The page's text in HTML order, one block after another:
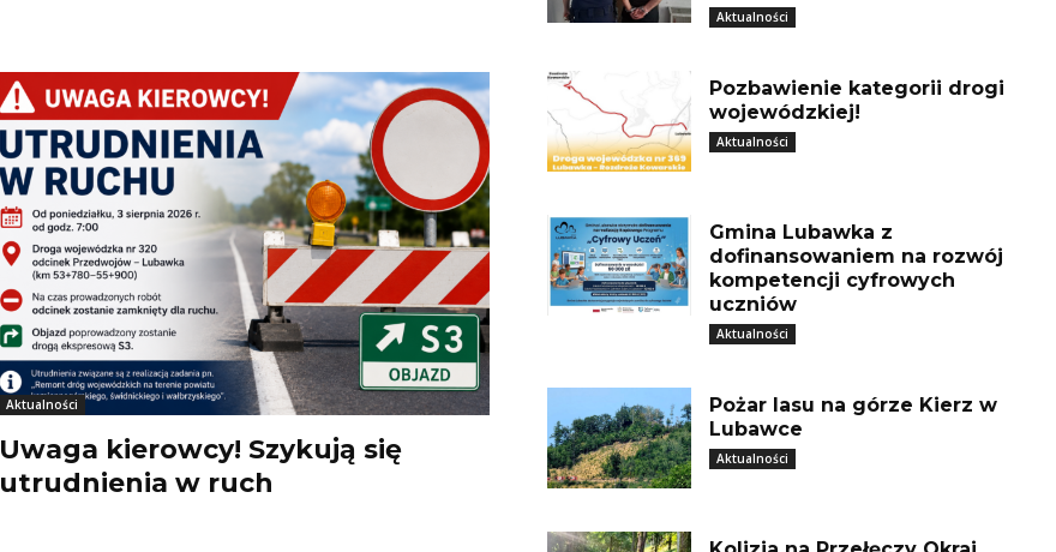
Aktualności
Uwaga kierowcy! Szykują się
utrudnienia w ruch
Aktualności
Pozbawienie kategorii drogi
wojewódzkiej!
Aktualności
Gmina Lubawka z
dofinansowaniem na rozwój
kompetencji cyfrowych
uczniów
Aktualności
Pożar lasu na górze Kierz w
Lubawce
Aktualności